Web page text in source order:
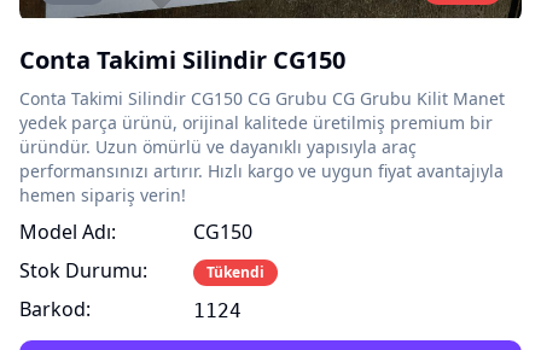
Conta Takimi Silindir CG150
Conta Takimi Silindir CG150 CG Grubu CG Grubu Kilit Manet
yedek parça ürünü, orijinal kalitede üretilmiş premium bir
üründür. Uzun ömürlü ve dayanıklı yapısıyla araç
performansınızı artırır. Hızlı kargo ve uygun fiyat avantajıyla
hemen sipariş verin!
Model Adı:
Stok Durumu:
Barkod:
CG150
Tükendi
1124